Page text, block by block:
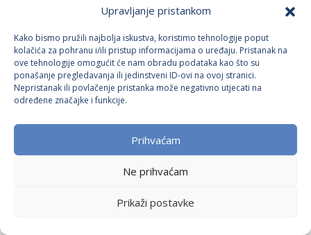
Upravljanje pristankom
Kako bismo pružili najbolja iskustva, koristimo tehnologije poput
kolačića za pohranu i/ili pristup informacijama o uređaju. Pristanak na
ove tehnologije omogućit će nam obradu podataka kao što su
ponašanje pregledavanja ili jedinstveni ID-ovi na ovoj stranici.
Nepristanak ili povlačenje pristanka može negativno utjecati na
određene značajke i funkcije.
Prihvaćam
Ne prihvaćam
Prikaži postavke
Ova prekrasna vila predstavlja pravu oazu mira na otoku
Krku, idealnu za opuštanje i bijeg od svakodnevice.
Raspolaže s 5 spavaćih soba, od kojih 4 imaju privatnu
kupaonicu, te nudi smještaj za do 12 osoba. Gostima je na
raspolaganju potpuno opremljena kuhinja te prostrani
vanjski prostor za uživanje s roštiljem, grijanim bazenom,
ljuljačkama, stolnim tenisom i vanjskim prostorom za
objedovanje. Savršen izbor za obitelji i grupe prijatelja koji
Cijena od€ 214/ dan